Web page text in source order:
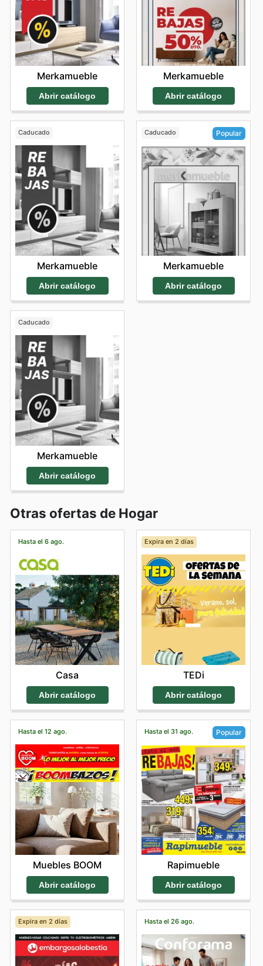
Merkamueble
Abrir catálogo
Merkamueble
Abrir catálogo
Caducado
Merkamueble
Abrir catálogo
Caducado Popular
Merkamueble
Abrir catálogo
Caducado
Merkamueble
Abrir catálogo
Otras ofertas de Hogar
Hasta el 6 ago.
Casa
Abrir catálogo
Expira en 2 días
TEDi
Abrir catálogo
Hasta el 12 ago.
Muebles BOOM
Abrir catálogo
Hasta el 31 ago. Popular
Rapimueble
Abrir catálogo
Expira en 2 días Hasta el 26 ago.